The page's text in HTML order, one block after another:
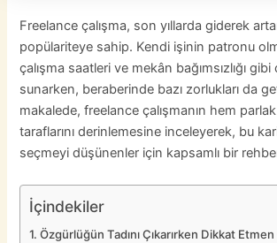
Freelance çalışma, son yıllarda giderek
popülariteye sahip. Kendi işinin patronu
çalışma saatleri ve mekân bağımsızlığı
sunarken, beraberinde bazı zorlukları da
makalede, freelance çalışmanın hem
taraflarını derinlemesine inceleyerek, bu
seçmeyi düşünenler için kapsamlı bir
İçindekiler
Özgürlüğün Tadını Çıkarırken Dikkat